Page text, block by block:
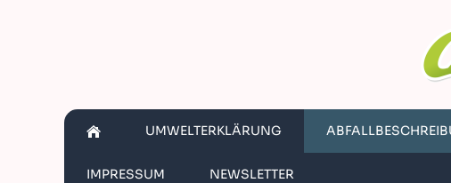
UMWELTERKLÄRUNG
IMPRESSUM NEWSLETTER